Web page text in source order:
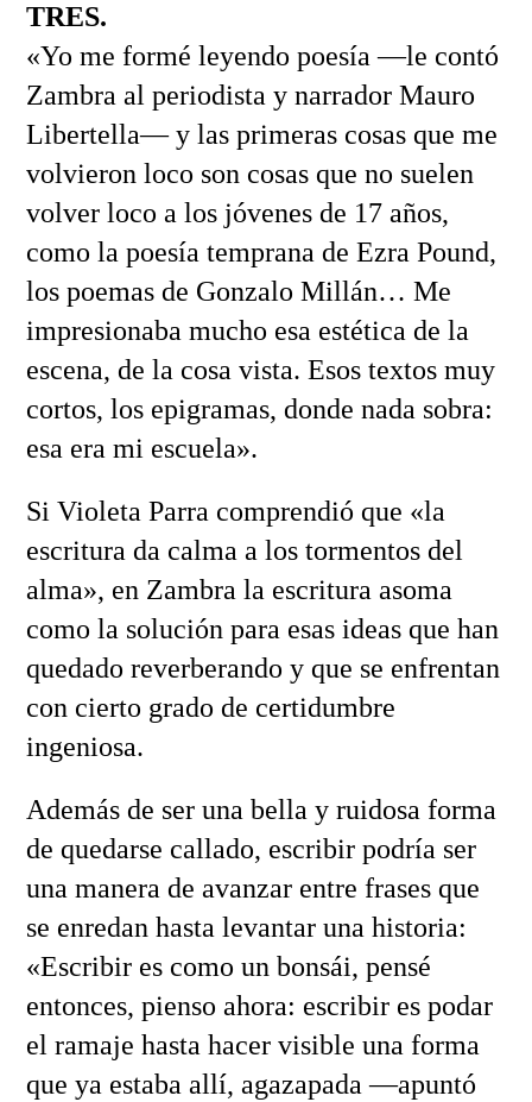
TRES.
«Yo me formé leyendo poesía —le contó
Zambra al periodista y narrador Mauro
Libertella— y las primeras cosas que me
volvieron loco son cosas que no suelen
volver loco a los jóvenes de 17 años,
como la poesía temprana de Ezra Pound,
los poemas de Gonzalo Millán… Me
impresionaba mucho esa estética de la
escena, de la cosa vista. Esos textos muy
cortos, los epigramas, donde nada sobra:
esa era mi escuela».
Si Violeta Parra comprendió que «la
escritura da calma a los tormentos del
alma», en Zambra la escritura asoma
como la solución para esas ideas que han
quedado reverberando y que se enfrentan
con cierto grado de certidumbre
ingeniosa.
Además de ser una bella y ruidosa forma
de quedarse callado, escribir podría ser
una manera de avanzar entre frases que
se enredan hasta levantar una historia:
«Escribir es como un bonsái, pensé
entonces, pienso ahora: escribir es podar
el ramaje hasta hacer visible una forma
que ya estaba allí, agazapada —apuntó